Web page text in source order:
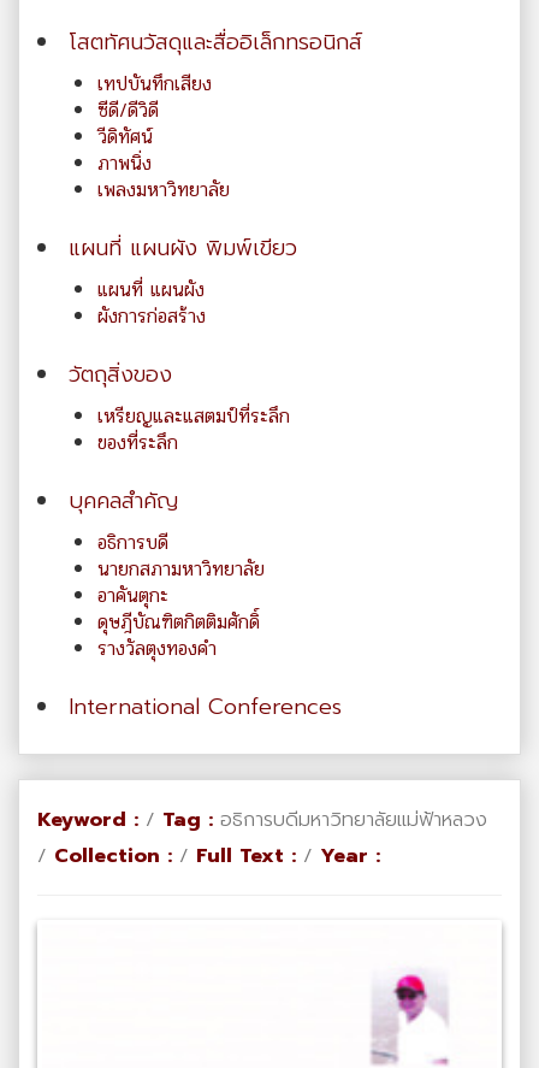
โสตทัศนวัสดุและสื่ออิเล็กทรอนิกส์
เทปบันทึกเสียง
ซีดี/ดีวิดี
วีดิทัศน์
ภาพนิ่ง
เพลงมหาวิทยาลัย
แผนที่ แผนผัง พิมพ์เขียว
แผนที่ แผนผัง
ผังการก่อสร้าง
วัตถุสิ่งของ
เหรียญและแสตมป์ที่ระลึก
ของที่ระลึก
บุคคลสำคัญ
อธิการบดี
นายกสภามหาวิทยาลัย
อาคันตุกะ
ดุษฎีบัณฑิตกิตติมศักดิ์
รางวัลตุงทองคำ
International Conferences
Keyword : / Tag : อธิการบดีมหาวิทยาลัยแม่ฟ้าหลวง
/ Collection : / Full Text : / Year :